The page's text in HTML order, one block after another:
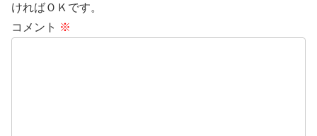
ければＯＫです。
コメント ※